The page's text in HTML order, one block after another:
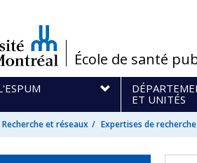
/École de santé
ET UNITÉS
Recherche et réseaux Expertises de recherche